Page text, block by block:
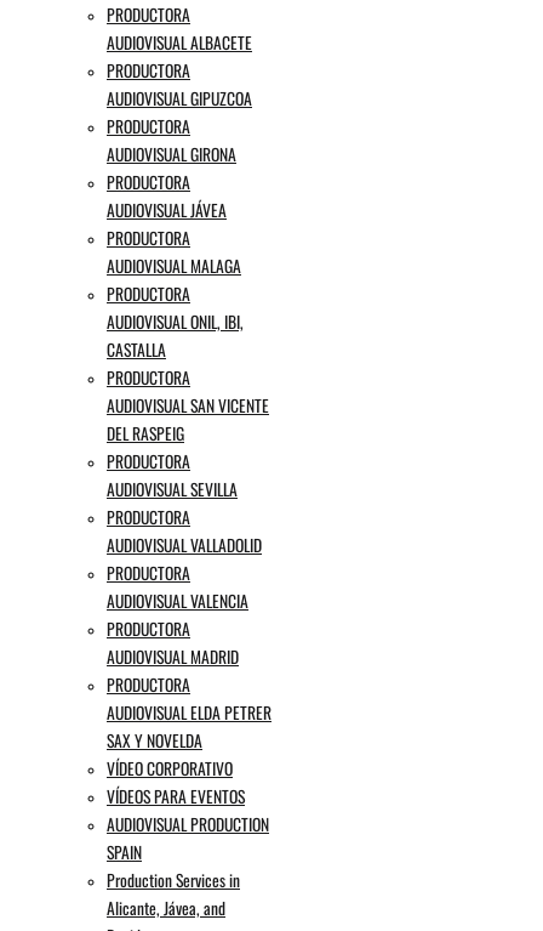
PRODUCTORA
AUDIOVISUAL ALBACETE
PRODUCTORA
AUDIOVISUAL GIPUZCOA
PRODUCTORA
AUDIOVISUAL GIRONA
PRODUCTORA
AUDIOVISUAL JÁVEA
PRODUCTORA
AUDIOVISUAL MALAGA
PRODUCTORA
AUDIOVISUAL ONIL, IBI,
CASTALLA
PRODUCTORA
AUDIOVISUAL SAN VICENTE
DEL RASPEIG
PRODUCTORA
AUDIOVISUAL SEVILLA
PRODUCTORA
AUDIOVISUAL VALLADOLID
PRODUCTORA
AUDIOVISUAL VALENCIA
PRODUCTORA
AUDIOVISUAL MADRID
PRODUCTORA
AUDIOVISUAL ELDA PETRER
SAX Y NOVELDA
VÍDEO CORPORATIVO
VÍDEOS PARA EVENTOS
AUDIOVISUAL PRODUCTION
SPAIN
Production Services in
Alicante, Jávea, and